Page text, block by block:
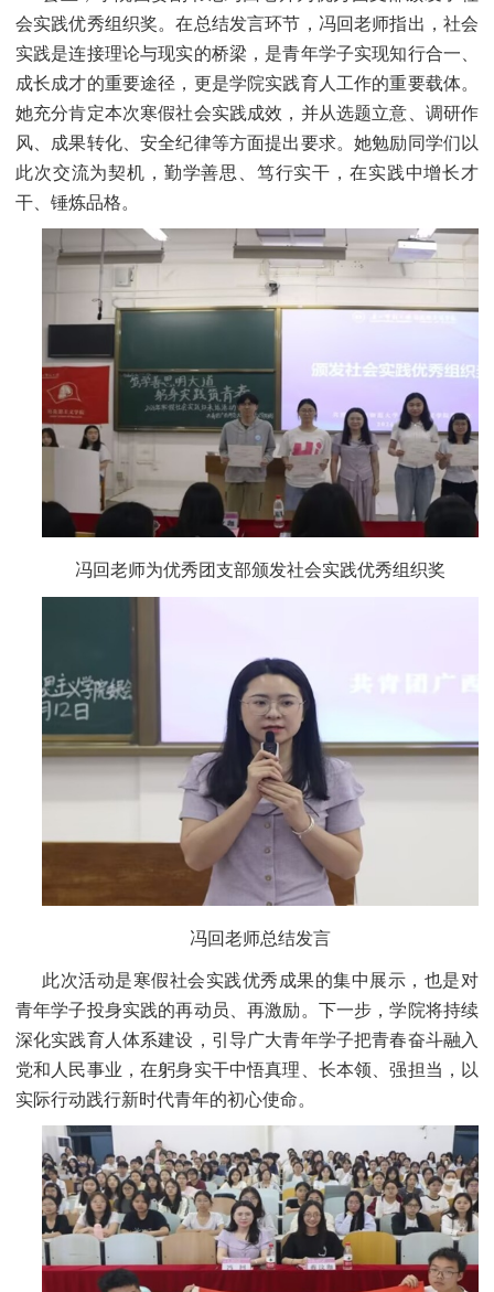
会实践优秀组织奖。在总结发言环节，冯回老师指出，社会
实践是连接理论与现实的桥梁，是青年学子实现知行合一、
成长成才的重要途径，更是学院实践育人工作的重要载体。
她充分肯定本次寒假社会实践成效，并从选题立意、调研作
风、成果转化、安全纪律等方面提出要求。她勉励同学们以
此次交流为契机，勤学善思、笃行实干，在实践中增长才
干、锤炼品格。
冯回老师为优秀团支部颁发社会实践优秀组织奖
冯回老师总结发言
此次活动是寒假社会实践优秀成果的集中展示，也是对
青年学子投身实践的再动员、再激励。下一步，学院将持续
深化实践育人体系建设，引导广大青年学子把青春奋斗融入
党和人民事业，在躬身实干中悟真理、长本领、强担当，以
实际行动践行新时代青年的初心使命。